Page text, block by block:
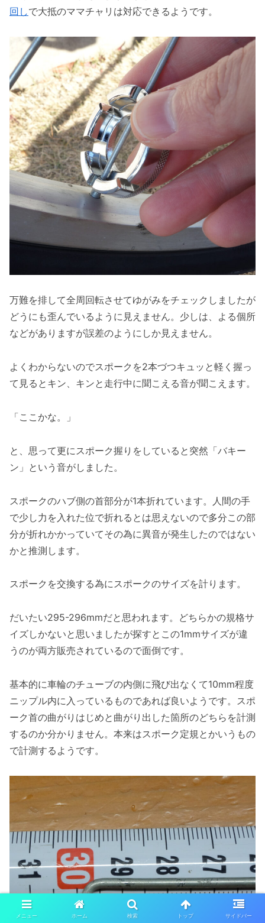
回しで大抵のママチャリは対応できるようです。
万難を排して全周回転させてゆがみをチェックしましたが
どうにも歪んでいるように見えません。少しは、よる個所
などがありますが誤差のようにしか見えません。
よくわからないのでスポークを2本づつキュッと軽く握っ
て見るとキン、キンと走行中に聞こえる音が聞こえます。
「ここかな。」
と、思って更にスポーク握りをしていると突然「バキー
ン」という音がしました。
スポークのハブ側の首部分が1本折れています。人間の手
で少し力を入れた位で折れるとは思えないので多分この部
分が折れかかっていてその為に異音が発生したのではない
かと推測します。
スポークを交換する為にスポークのサイズを計ります。
だいたい295-296mmだと思われます。どちらかの規格サ
イズしかないと思いましたが探すとこの1mmサイズが違
うのが両方販売されているので面倒です。
基本的に車輪のチューブの内側に飛び出なくて10mm程度
ニップル内に入っているものであれば良いようです。スポ
ーク首の曲がりはじめと曲がり出した箇所のどちらを計測
するのか分かりません。本来はスポーク定規とかいうもの
で計測するようです。
メニュー ホーム 検索 トップ サイドバー